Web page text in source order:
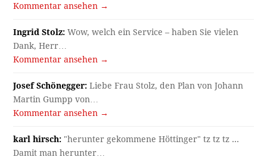
Kommentar ansehen →
Ingrid Stolz: Wow, welch ein Service – haben Sie vielen
Dank, Herr…
Kommentar ansehen →
Josef Schönegger: Liebe Frau Stolz, den Plan von Johann
Martin Gumpp von…
Kommentar ansehen →
karl hirsch: "herunter gekommene Höttinger" tz tz tz ...
Damit man herunter…